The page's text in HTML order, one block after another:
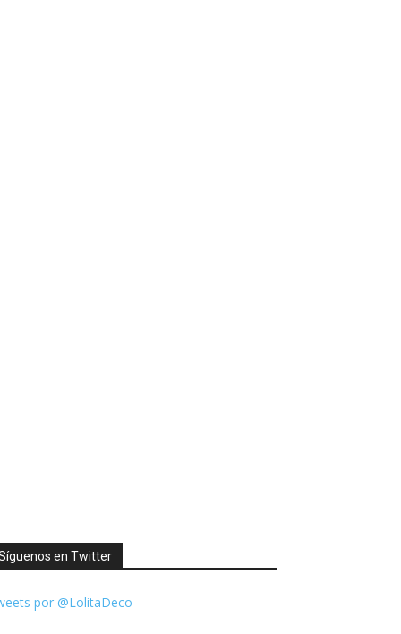
en Twitter
por @LolitaDeco